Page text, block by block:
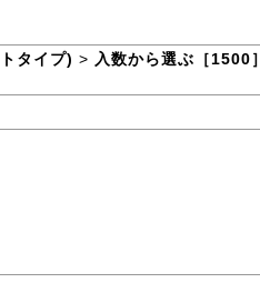
タイプ) > 入数から選ぶ［1500］